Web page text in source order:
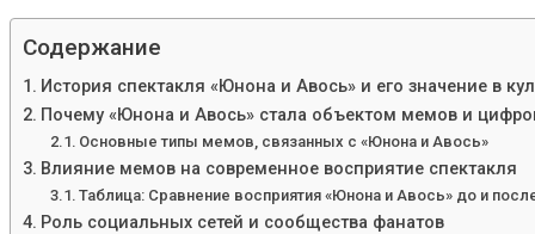
Содержание
История спектакля «Юнона и Авось» и его значение в
Почему «Юнона и Авось» стала объектом мемов и
Основные типы мемов, связанных с «Юнона и Авось»
Влияние мемов на современное восприятие спектакля
Таблица: Сравнение восприятия «Юнона и Авось» до и
Роль социальных сетей и сообщества фанатов